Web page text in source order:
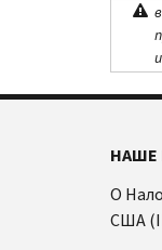
НАШЕ
О
США